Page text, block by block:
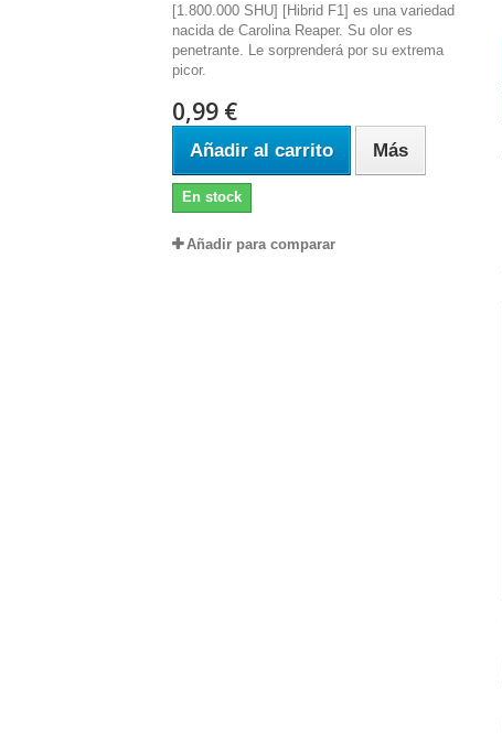
[1.800.000 SHU] [Hibrid F1] es una variedad
nacida de Carolina Reaper. Su olor es
penetrante. Le sorprenderá por su extrema
picor.
0,99 €
Añadir al carrito Más
En stock
Añadir para comparar